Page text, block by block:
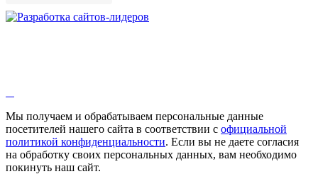
Змееголовник
Мыльнянка
Мята
Овсяный корень
Огуречная трава
Пустырник
Мы получаем и обрабатываем персональные данные
посетителей нашего сайта в соответствии с официальной
политикой конфиденциальности. Если вы не даете согласия
на обработку своих персональных данных, вам необходимо
покинуть наш сайт.